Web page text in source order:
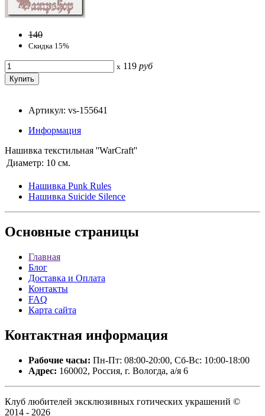
140
Скидка 15%
x 119 руб
Артикул: vs-155641
Информация
Нашивка текстильная ''WarCraft''
Диаметр: 10 см.
Нашивка Punk Rules
Нашивка Suicide Silence
Основные страницы
Главная
Блог
Доставка и Оплата
Контакты
FAQ
Карта сайта
Контактная информация
Рабочие часы: Пн-Пт: 08:00-20:00, Сб-Вс: 10:00-18:00
Адрес: 160002, Россия, г. Вологда, а/я 6
Клуб любителей эксклюзивных готических украшений ©
2014 - 2026